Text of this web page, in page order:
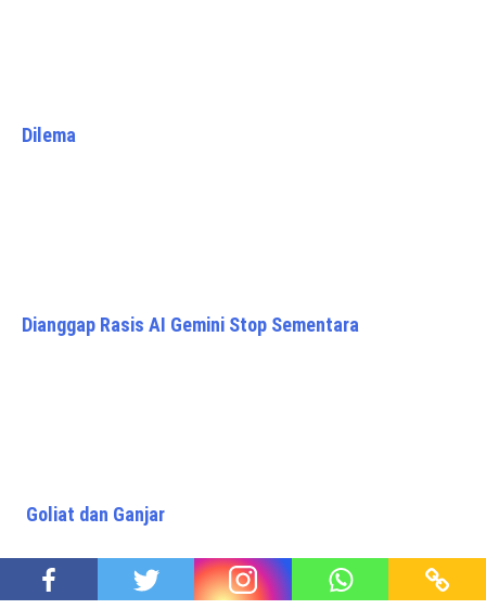
Dilema
Dianggap Rasis AI Gemini Stop Sementara
Goliat dan Ganjar